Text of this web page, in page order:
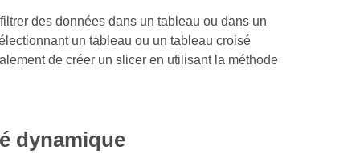
des données dans un tableau ou dans un
un tableau ou un tableau croisé
de créer un slicer en utilisant la méthode
dynamique